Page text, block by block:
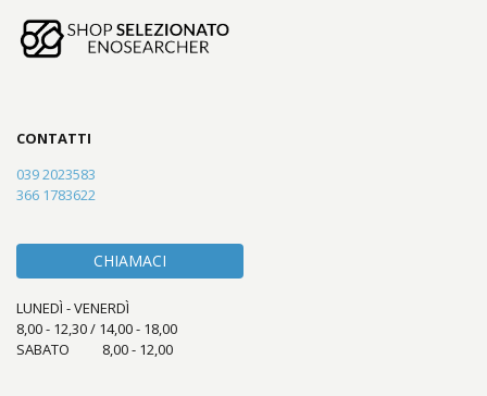
CONTATTI
039 2023583
366 1783622
CHIAMACI
LUNEDÌ - VENERDÌ
8,00 - 12,30 / 14,00 - 18,00
SABATO 8,00 - 12,00